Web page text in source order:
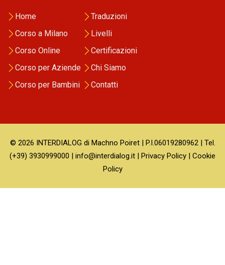
Home
Corso a Milano
Corso Online
Corso per Aziende
Corso per Bambini
Traduzioni
Livelli
Certificazioni
Chi Siamo
Contatti
© 2026 INTERDIALOG di Machno Poiret | P.I.06019280962 | Tel.
(+39) 3930999000 | info@interdialog.it | Privacy Policy | Cookie
Policy